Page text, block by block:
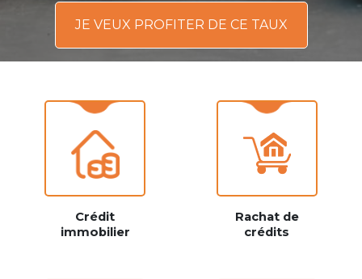
JE VEUX PROFITER DE CE TAUX
Crédit
immobilier
Rachat de
crédits